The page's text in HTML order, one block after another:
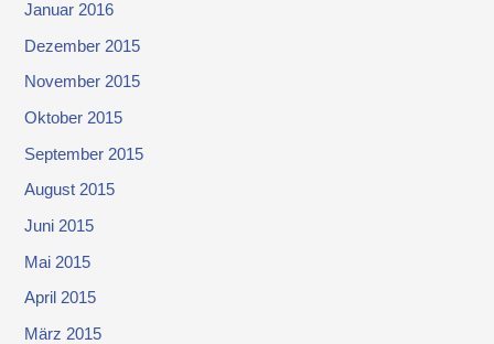
Januar 2016
Dezember 2015
November 2015
Oktober 2015
September 2015
August 2015
Juni 2015
Mai 2015
April 2015
März 2015